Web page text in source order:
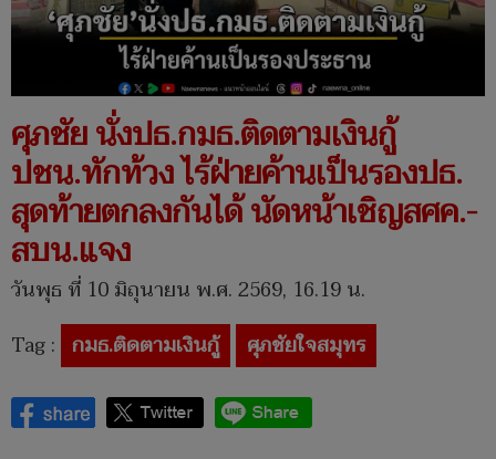
ศุภชัย นั่งปธ.กมธ.ติดตามเงินกู้
ปชน.ทักท้วง ไร้ฝ่ายค้านเป็นรองปธ.
สุดท้ายตกลงกันได้ นัดหน้าเชิญสศค.-
สบน.แจง
วันพุธ ที่ 10 มิถุนายน พ.ศ. 2569, 16.19 น.
Tag : กมธ.ติดตามเงินกู้ ศุภชัยใจสมุทร